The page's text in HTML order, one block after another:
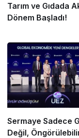
Tarım ve Gıdada
Dönem Başladı!
Sermaye Sadece
Değil,